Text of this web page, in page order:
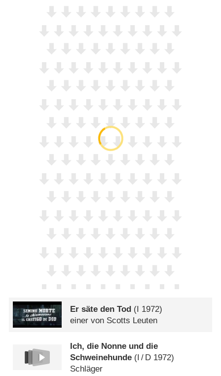
Er säte den Tod (I 1972)
einer von Scotts Leuten
Ich, die Nonne und die
Schweinehunde (I / D 1972)
Schläger